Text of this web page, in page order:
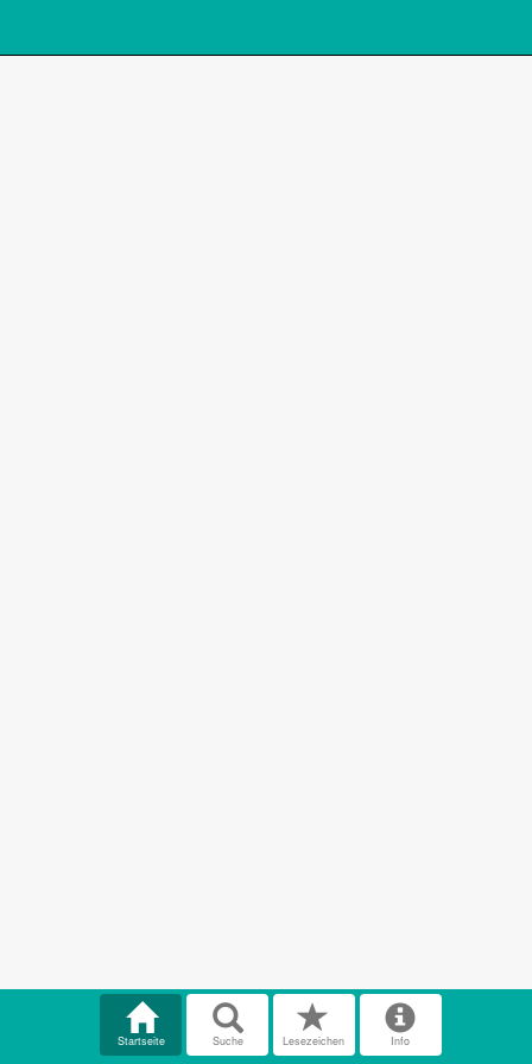
Startseite Suche Lesezeichen Info